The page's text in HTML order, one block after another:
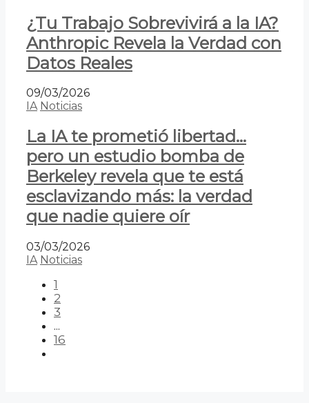
¿Tu Trabajo Sobrevivirá a la IA?
Anthropic Revela la Verdad con
Datos Reales
09/03/2026
IA Noticias
La IA te prometió libertad…
pero un estudio bomba de
Berkeley revela que te está
esclavizando más: la verdad
que nadie quiere oír
03/03/2026
IA Noticias
1
2
3
...
16